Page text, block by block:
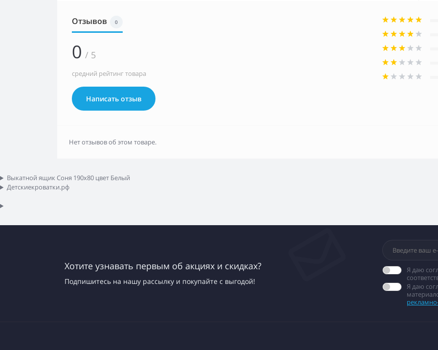
Отзывов 0
0 / 5
средний рейтинг товара
Написать отзыв
Нет отзывов об этом товаре.
Выкатной ящик Соня 190x80 цвет Белый
Детскиекроватки.рф
Хотите узнавать первым об акциях и скидках?
Подпишитесь на нашу рассылку и покупайте с выгодой!
Я даю
Я даю